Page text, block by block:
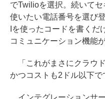
でTwilioを選択。続いてセ
使いたい電話番号を選び
Iを使ったコードを書くだ
コミュニケーション機能
「これがまさにクラウ
かつコストも2ドル以下で